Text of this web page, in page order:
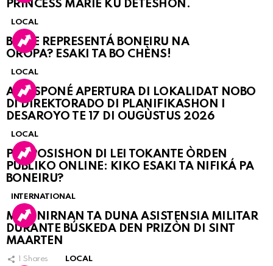
PRINCESS MARIE KU DETESHON.
LOCAL
BO KE REPRESENTÁ BONEIRU NA
OROPA? ESAKI TA BO CHÈNS!
LOCAL
A POSPONÉ APERTURA DI LOKALIDAT NOBO
DI DIREKTORADO DI PLANIFIKASHON I
DESAROYO TE 17 DI OUGÙSTUS 2026
LOCAL
PROPOSISHON DI LEI TOKANTE ÒRDEN
PÚBLIKO ONLINE: KIKO ESAKI TA NIFIKÁ PA
BONEIRU?
INTERNATIONAL
MARINIRNAN TA DUNA ASISTENSIA MILITAR
DURANTE BÚSKEDA DEN PRIZÒN DI SINT
MAARTEN
1 Shares LOCAL